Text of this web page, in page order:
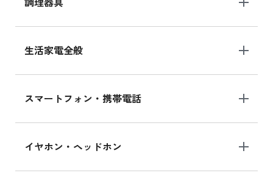
生活家電全般
スマートフォン・携帯電話
イヤホン・ヘッドホン